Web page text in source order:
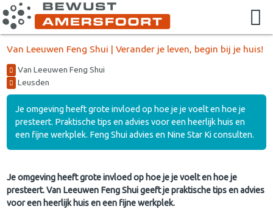
Van Leeuwen Feng Shui | Verander je leven, begin bij je huis!
Van Leeuwen Feng Shui
Leusden
Je omgeving heeft grote invloed op hoe je je voelt en hoe je
presteert. Praktische tips en advies voor een heerlijk huis en
een fijne werkplek. Feng Shui advies en Nine Star Ki consulten.
Je omgeving heeft grote invloed op hoe je je voelt en hoe je
presteert. Van Leeuwen Feng Shui geeft je praktische tips en advies
voor een heerlijk huis en een fijne werkplek.